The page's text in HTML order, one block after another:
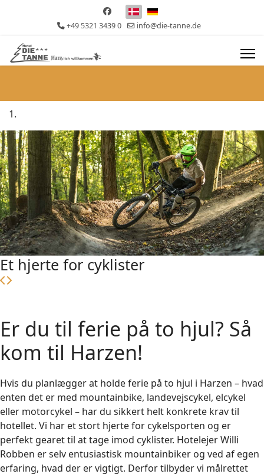
Vælg dit sprog
+49 5321 3439 0 info@die-tanne.de
Et hjerte for cyklister
Er du til ferie på to hjul? Så
kom til Harzen!
Hvis du planlægger at holde ferie på to hjul i Harzen – hvad
enten det er med mountainbike, landevejscykel, elcykel
eller motorcykel – har du sikkert helt konkrete krav til
hotellet. Vi har et stort hjerte for cykelsporten og er
perfekt gearet til at tage imod cyklister. Hotelejer Willi
Robben er selv entusiastisk mountainbiker og ved af egen
erfaring, hvad der er vigtigt. Derfor tilbyder vi målrettet